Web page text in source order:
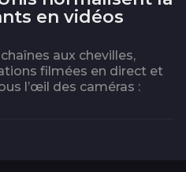
en vidéos
aux chevilles,
filmées en direct et
l’œil des caméras :